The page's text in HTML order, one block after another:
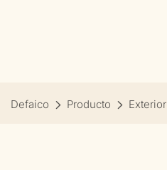
Defaico Producto Exterior